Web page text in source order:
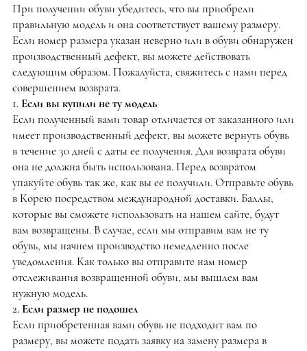
При получении обуви убедитесь, что вы приобрели
правильную модель и она соответствует вашему размеру.
Если номер размера указан неверно или в обуви обнаружен
производственный дефект, вы можете действовать
следующим образом. Пожалуйста, свяжитесь с нами перед
совершением возврата.
1. Если вы купили не ту модель
Если полученный вами товар отличается от заказанного или
имеет производственный дефект, вы можете вернуть обувь
в течение 30 дней с даты ее получения. Для возврата обуви
она не должна быть использована. Перед возвратом
упакуйте обувь так же, как вы ее получили. Отправьте обувь
в Корею посредством международной доставки. Баллы,
которые вы сможете использовать на нашем сайте, будут
вам возвращены. В случае, если мы отправим вам не ту
обувь, мы начнем производство немедленно после
уведомления. Как только вы отправите нам номер
отслеживания возвращенной обуви, мы вышлем вам
нужную модель.
2. Если размер не подошел
Если приобретенная вами обувь не подходит вам по
размеру, вы можете подать заявку на замену размера в